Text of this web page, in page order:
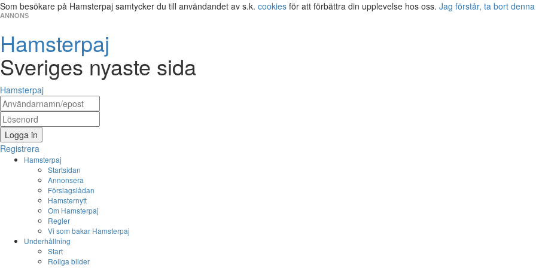
Som besökare på Hamsterpaj samtycker du till användandet av s.k. cookies för att förbättra din upplevelse hos oss. Jag förstår, ta bort
ANNONS
Hamsterpaj
Sveriges nyaste sida
Hamsterpaj
Logga in
Registrera
Hamsterpaj
Startsidan
Annonsera
Förslagslådan
Hamsternytt
Om Hamsterpaj
Regler
Vi som bakar Hamsterpaj
Underhållning
Start
Roliga bilder